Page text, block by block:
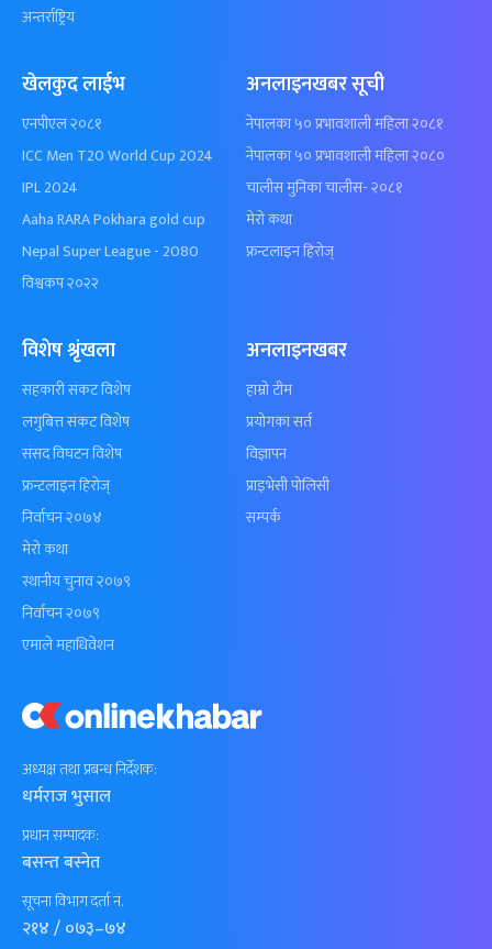
अध्यक्ष तथा प्रबन्ध निर्देशक:
धर्मराज भुसाल
प्रधान सम्पादक:
बसन्त बस्नेत
सूचना विभाग दर्ता नं.
२१४ / ०७३–७४
अन्तर्राष्ट्रिय
खेलकुद लाईभ
एनपीएल २०८१
ICC Men T20 World Cup 2024
IPL 2024
Aaha RARA Pokhara gold cup
Nepal Super League - 2080
विश्वकप २०२२
अनलाइनखबर सूची
नेपालका ५० प्रभावशाली महिला २०८१
नेपालका ५० प्रभावशाली महिला २०८०
चालीस मुनिका चालीस- २०८१
मेरो कथा
फ्रन्टलाइन हिरोज्
विशेष श्रृंखला
सहकारी संकट विशेष
लगुबित्त संकट विशेष
संसद विघटन विशेष
फ्रन्टलाइन हिरोज्
निर्वाचन २०७४
मेरो कथा
स्थानीय चुनाव २०७९
निर्वाचन २०७९
एमाले महाधिवेशन
अनलाइनखबर
हाम्रो टीम
प्रयोगका सर्त
विज्ञापन
प्राइभेसी पोलिसी
सम्पर्क